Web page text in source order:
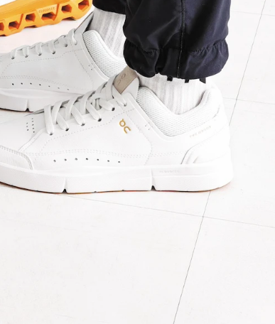
歌舞伎俳優・尾上右近が休息を過ごした